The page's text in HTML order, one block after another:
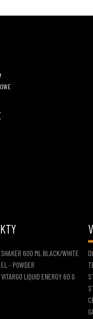
600 ML BLACK/WHITE
- POWDER
LIQUID ENERGY 60 G